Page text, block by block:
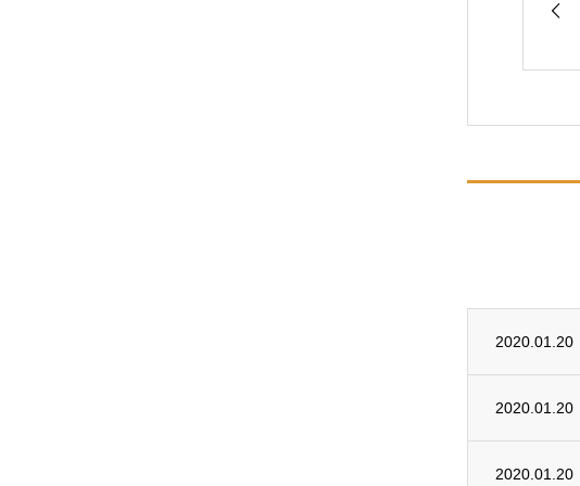
2020.01.20
2020.01.20
2020.01.20